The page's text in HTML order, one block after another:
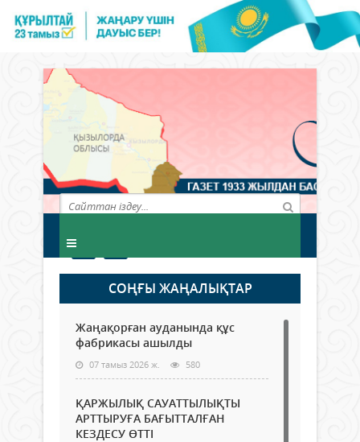
СОҢҒЫ ЖАҢАЛЫҚТАР
Жаңақорған ауданында құс
фабрикасы ашылды
07 тамыз 2026 ж. 580
ҚАРЖЫЛЫҚ САУАТТЫЛЫҚТЫ
АРТТЫРУҒА БАҒЫТТАЛҒАН
КЕЗДЕСУ ӨТТІ